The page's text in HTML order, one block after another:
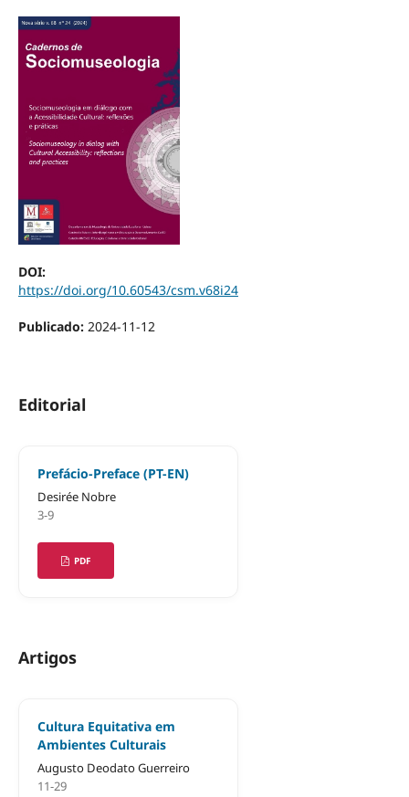
DOI:
https://doi.org/10.60543/csm.v68i24
Publicado: 2024-11-12
Editorial
Prefácio-Preface (PT-EN)
Desirée Nobre
3-9
PDF
Artigos
Cultura Equitativa em
Ambientes Culturais
Augusto Deodato Guerreiro
11-29